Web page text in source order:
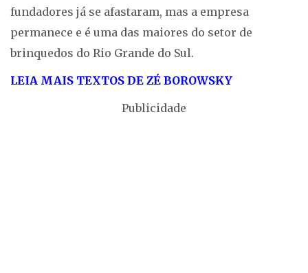
fundadores já se afastaram, mas a empresa
permanece e é uma das maiores do setor de
brinquedos do Rio Grande do Sul.
LEIA MAIS TEXTOS DE ZÉ BOROWSKY
Publicidade